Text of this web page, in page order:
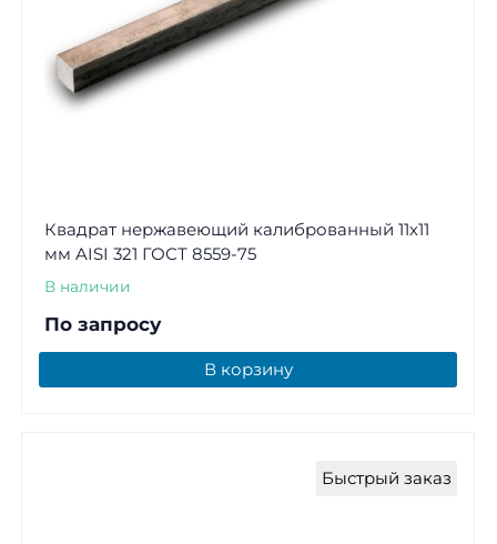
Квадрат нержавеющий калиброванный 11х11
мм AISI 321 ГОСТ 8559-75
В наличии
По запросу
В корзину
Быстрый заказ